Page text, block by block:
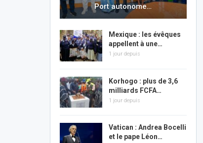
Port autonome…
Mexique : les évêques
appellent à une…
1 jour depuis
Korhogo : plus de 3,6
milliards FCFA…
1 jour depuis
Vatican : Andrea Bocelli
et le pape Léon…